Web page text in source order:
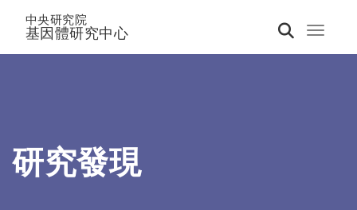
Toggle
中央研究院
基因體研究中心
研究發現